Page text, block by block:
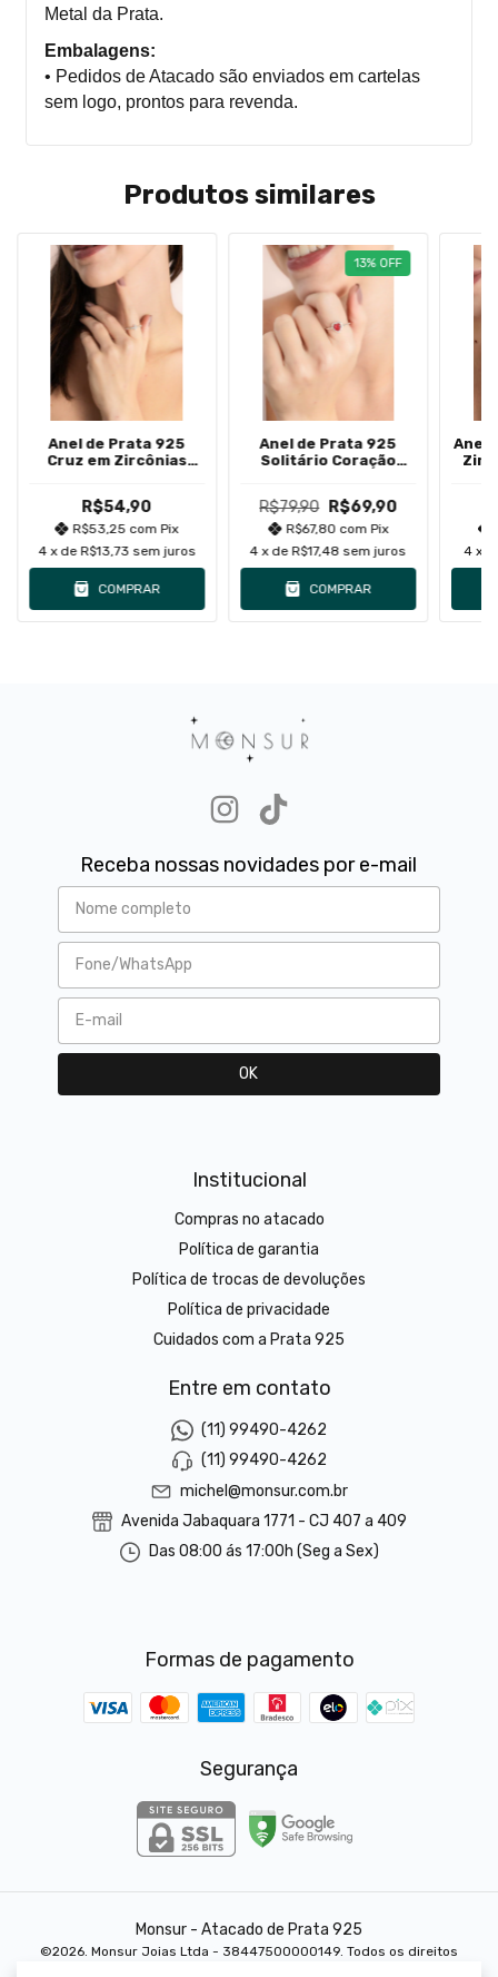
Metal da Prata.
Embalagens:
• Pedidos de Atacado são enviados em cartelas
sem logo, prontos para revenda.
Produtos similares
Anel de Prata 925
Cruz em Zircônias
R$54,90
R$53,25 com Pix
4 x deR$13,73 sem juros
COMPRAR
13% OFF
Anel de Prata 925
Solitário Coração
R$79,90 R$69,90
R$67,80 com Pix
4 x deR$17,48 sem juros
COMPRAR
Anel
4 x
Receba nossas novidades por e-mail
Institucional
Compras no atacado
Política de garantia
Política de trocas de devoluções
Política de privacidade
Cuidados com a Prata 925
Entre em contato
(11) 99490-4262
(11) 99490-4262
michel@monsur.com.br
Avenida Jabaquara 1771 - CJ 407 a 409
Das 08:00 ás 17:00h (Seg a Sex)
Formas de pagamento
Segurança
Monsur - Atacado de Prata 925
©2026. Monsur Joias Ltda - 38447500000149. Todos os direitos